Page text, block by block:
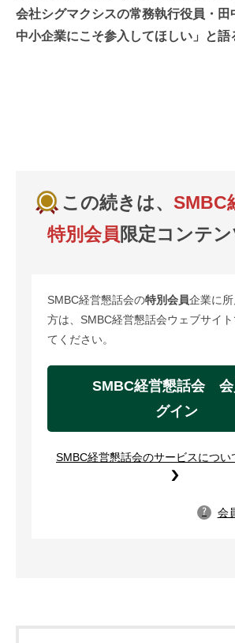
会社シグマクシスの常務執行役員・田
中小企業にこそ参入してほしい」と語
この続きは、SMBC
特別会員 限定コンテン
SMBC経営懇話会の特別会員企業に
方は、SMBC経営懇話会ウェブサイ
てください。
SMBC経営懇話会 会
グイン
SMBC経営懇話会のサービスについ
? 会